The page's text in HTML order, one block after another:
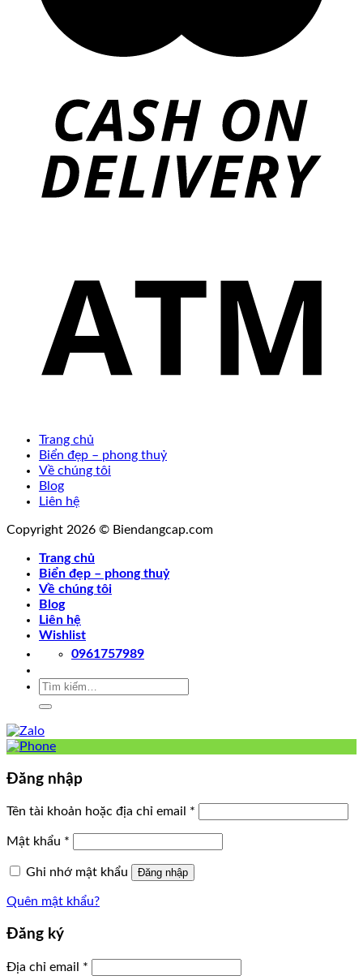
Trang chủ
Biển đẹp – phong thuỷ
Về chúng tôi
Blog
Liên hệ
Copyright 2026 © Biendangcap.com
Trang chủ
Biển đẹp – phong thuỷ
Về chúng tôi
Blog
Liên hệ
Wishlist
0961757989
Tìm
Đăng nhập
Tên tài khoản hoặc địa chỉ email *
Mật khẩu *
Ghi nhớ mật khẩu Đăng nhập
Quên mật khẩu?
Đăng ký
Địa chỉ email *